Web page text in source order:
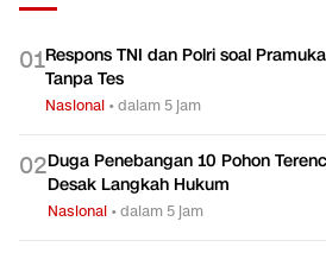
01Respons TNI dan Polri soal
Tanpa Tes
Nasional •dalam 5 jam
02Duga Penebangan 10 Pohon
Desak Langkah Hukum
Nasional •dalam 5 jam